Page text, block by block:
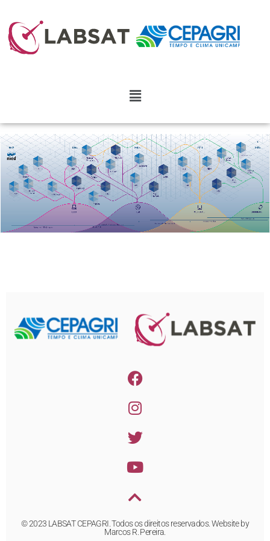
© 2023 LABSAT CEPAGRI. Todos os direitos reservados. Website by
Marcos R. Pereira.